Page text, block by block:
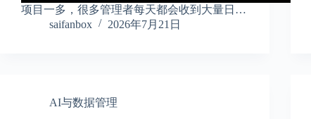
项目一多，很多管理者每天都会收到大量日…
saifanbox
2026年7月21日
AI与数据管理